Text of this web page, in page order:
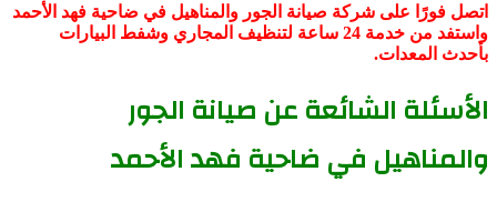
اتصل فورًا على شركة صيانة الجور والمناهيل في ضاحية فهد الأحمد
واستفد من خدمة 24 ساعة لتنظيف المجاري وشفط البيارات
بأحدث المعدات.
الأسئلة الشائعة عن صيانة الجور
والمناهيل في ضاحية فهد الأحمد